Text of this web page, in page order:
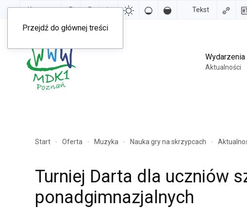
Przejdź do głównej treści
Kontrast Tekst
Wydarzenia
Aktualności
Start Oferta Muzyka Nauka gry na skrzypcach
Turniej Darta dla uczniów
ponadgimnazjalnych